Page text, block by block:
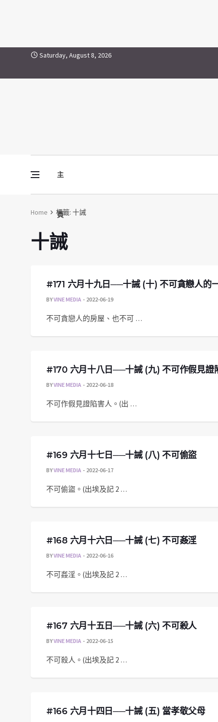
Skip to contentSaturday, August 8, 2026
主
頁
Vine Media
葡萄樹傳媒
Home 標籤: 十誡
十誡
#171 六月十九日──十誡 (十) 不可貪戀人的
BYVINE MEDIA 2022-06-19
不可貪戀人的房屋、也不可 …
#170 六月十八日──十誡 (九) 不可作假見證
BYVINE MEDIA 2022-06-18
不可作假見證陷害人。(出 …
#169 六月十七日──十誡 (八) 不可偷盜
BYVINE MEDIA 2022-06-17
不可偷盜。(出埃及記 2 …
#168 六月十六日──十誡 (七) 不可姦淫
BYVINE MEDIA 2022-06-16
不可姦淫。(出埃及記 2 …
#167 六月十五日──十誡 (六) 不可殺人
BYVINE MEDIA 2022-06-15
不可殺人。(出埃及記 2 …
#166 六月十四日──十誡 (五) 當孝敬父母